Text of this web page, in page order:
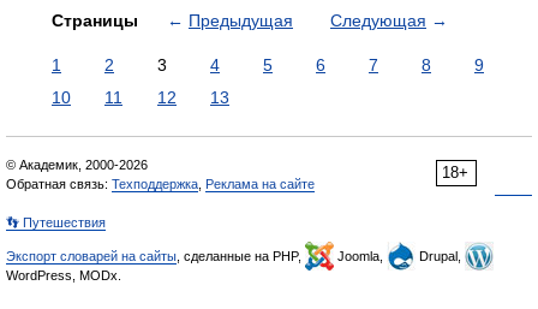
Страницы ← Предыдущая Следующая →
1 2 3 4 5 6 7 8
9
10
11 12 13
18+
© Академик, 2000-2026
Обратная связь: Техподдержка Реклама на сайте
👣 Путешествия
Экспорт словарей на сайты , сделанные на PHP, Joomla,
Drupal,
WordPress, MODx.